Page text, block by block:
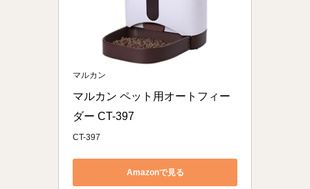
マルカン
マルカン ペット用オートフィー
ダー CT-397
CT-397
Amazonで見る